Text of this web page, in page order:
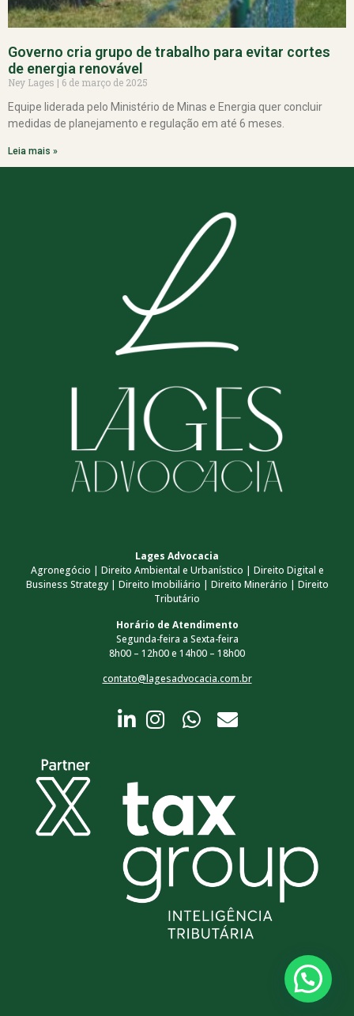
Governo cria grupo de trabalho para evitar cortes
de energia renovável
Ney Lages
6 de março de 2025
Equipe liderada pelo Ministério de Minas e Energia quer concluir
medidas de planejamento e regulação em até 6 meses.
Leia mais »
Lages Advocacia
Agronegócio | Direito Ambiental e Urbanístico | Direito Digital e
Business Strategy | Direito Imobiliário | Direito Minerário | Direito
Tributário
Horário de Atendimento
Segunda-feira a Sexta-feira
8h00 – 12h00 e 14h00 – 18h00
contato@lagesadvocacia.com.br